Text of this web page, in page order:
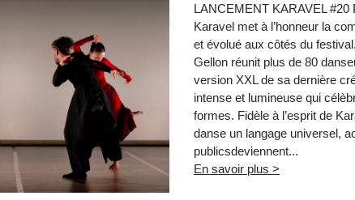
LANCEMENT KARAVEL #20
Karavel met à l’honneur la
et évolué aux côtés du
Gellon réunit plus de 80
version XXL de sa dernière
intense et lumineuse qui
formes. Fidèle à l’esprit de
danse un langage universel,
publicsdeviennent...
En savoir plus >